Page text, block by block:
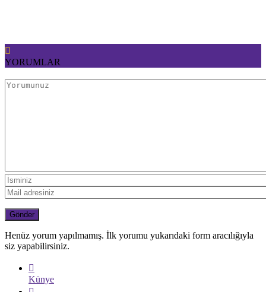
YORUMLAR
Henüz yorum yapılmamış. İlk yorumu yukarıdaki form aracılığıyla
siz yapabilirsiniz.
Künye